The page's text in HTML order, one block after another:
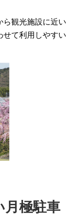
ら観光施設に近い
せて利用しやすい
月極駐車